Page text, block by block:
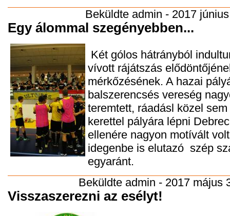
Beküldte admin - 2017
Egy álommal szegényebben...
Két gólos hátrányból
vívott rájátszás
mérkőzésének. A hazai
balszerencsés vereség
teremtett, ráadásl közel
kerettel pályára lépni
ellenére nagyon motívált
idegenbe is elutazó szép
egyaránt.
Beküldte admin - 2017 május
Visszaszerezni az esélyt!